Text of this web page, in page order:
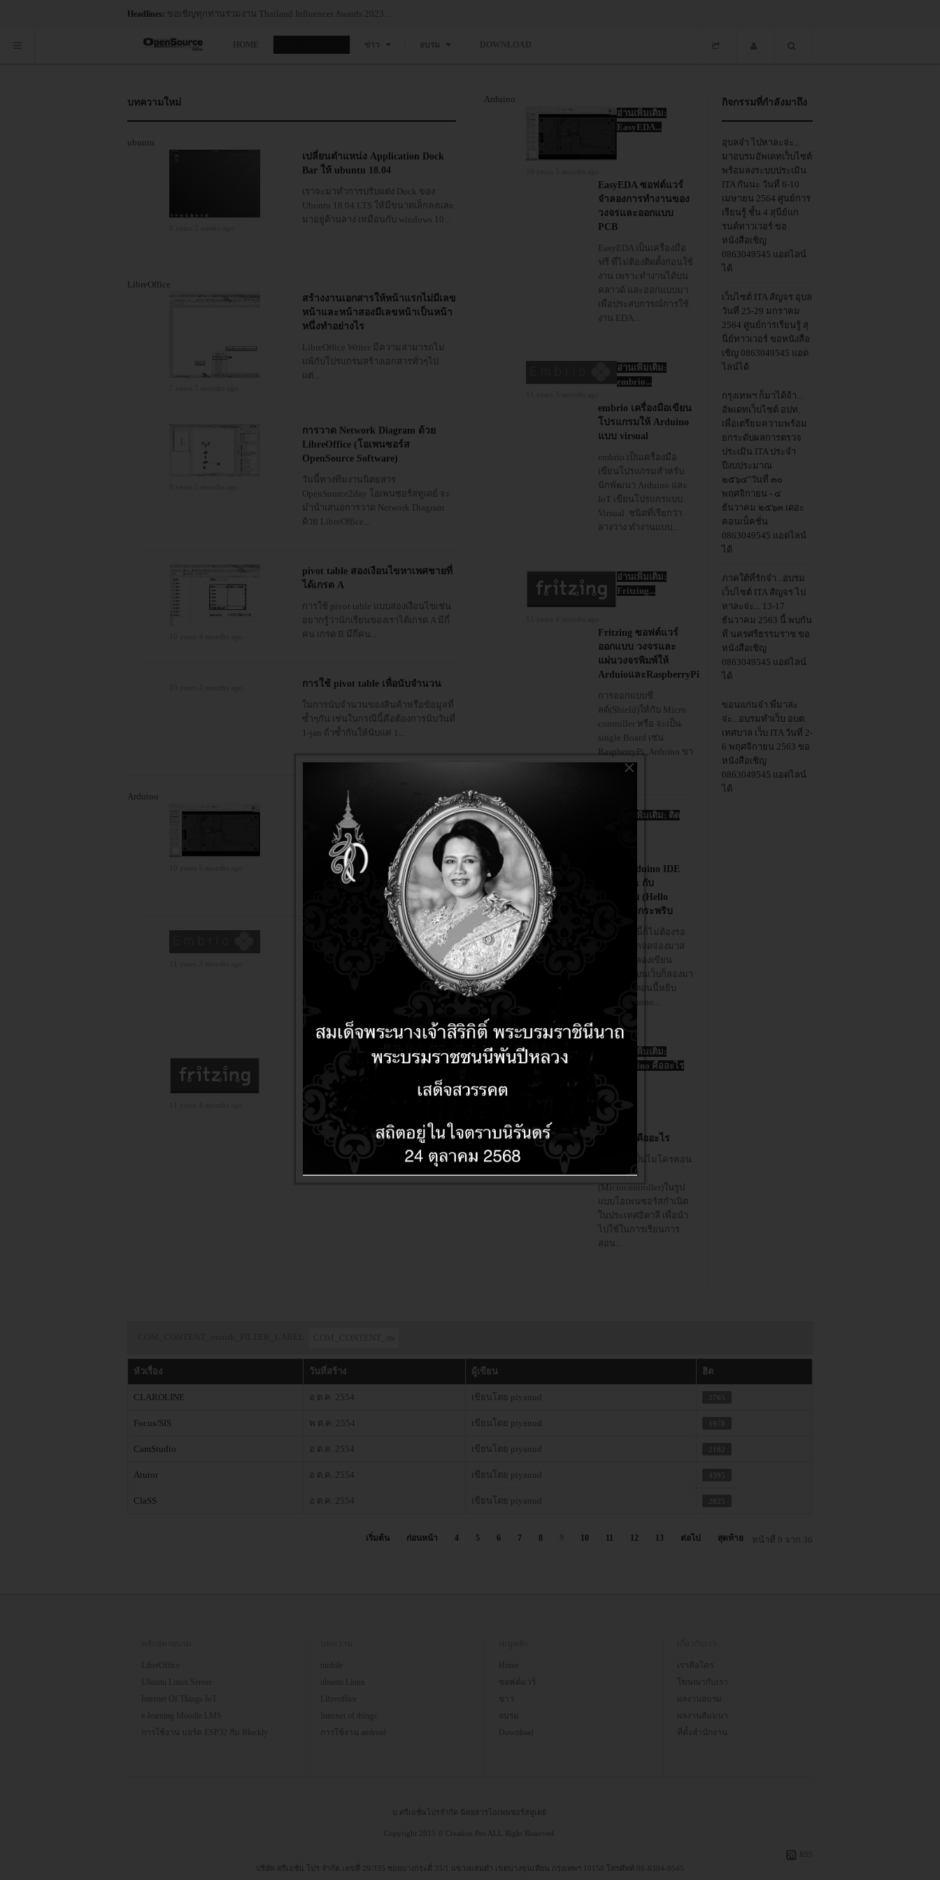
Headlines: ขอเชิญทุกท่านร่วมงาน Thailand Influencer Awards 2023...
HOME ข่าว อบรม DOWNLOAD
บทความใหม่
ubuntu
เปลี่ยนตำแหน่ง Application Dock
Bar ให้ ubuntu 18.04
เราจะมาทำการปรับแต่ง Dock ของ
Ubuntu 18.04 LTS ให้มีขนาดเล็กลงและ
มาอยู่ด้านลาง เหมือนกับ windows 10...
LibreOffice
สร้างงานเอกสารให้หน้าแรกไม่มีเลข
หน้าและหน้าสองมีเลขหน้าเป็นหน้า
หนึ่งทำอย่างไร
LibreOffice Writer มีความสามารถไม่
แพ้กับโปรแกรมสร้างเอกสารทั่วๆไป
แต่...
การวาด Network Diagram ด้วย
LibreOffice (โอเพนซอร์ส
OpenSource Software)
วันนี้ทางทีมงานนิตยสาร
OpenSource2day โอเพนซอร์สทูเดย์ จะ
มำนำเสนอการวาด Network Diagram
ด้วย LibreOffice...
pivot table สองเงือนไขหาเพศชายที่
ได้เกรด A
การใช้ pivot table แบบสองเงือนไขเช่น
อยากรู้ว่านักเรียนของเราได้เกรด A มีกี่
คน เกรด B มีกี่คน...
การใช้ pivot table เพื่อนับจำนวน
ในการนับจำนวนของสินค้าหรือข้อมูลที่
ซ้ำๆกัน เช่นในกรณีนี้คือต้องการนับวันที่
1-jan ถ้าซ้ำกันให้นับแค่ 1...
Arduino
EasyEDA ซอฟต์แวร์จำลองการ
ทำงานของวงจรและออกแบบ PCB
EasyEDA เป็นเครื่องมือฟรี ที่ไม่ต้องติด
ตั้งก่อนใช้งาน เพราะทำงานได้บนคลา
วด์ และออกแบบมาเพื่อประสบการณ์การ
ใช้งาน EDA...
embrio เครื่องมือเขียนโปรแกรมให้
embrio เป็นเครื่องมือเขียนโปรแกรม
Fritzing ซอฟต์แวร์ออกแบบ วงจร
การออกแบบชีลด์(Shield)ให้กับ Micro
controller หรือ จะเป็น single Board เช่น
RaspberryPi ,Arduino ขา GPIO...
Arduino
EasyEDA ซอฟต์แวร์
จำลองการทำงานของ
วงจรและออกแบบ
PCB
EasyEDA เป็นเครื่องมือ
ฟรี ที่ไม่ต้องติดตั้งก่อนใช้
งาน เพราะทำงานได้บน
คลาวด์ และออกแบบมา
เพื่อประสบการณ์การใช้
งาน EDA...
อ่านเพิ่มเติม:
EasyEDA...
embrio เครื่องมือเขียน
โปรแกรมให้ Arduino
แบบ virsual
embrio เป็นเครื่องมือ
เขียนโปรแกรมสำหรับ
นักพัฒนา Arduino และ
IoT เขียนโปรแกรแบบ
Virsual ชนิดที่เรียกว่า
ลางวาง ทำงานแบบ...
อ่านเพิ่มเติม:
embrio...
Fritzing ซอฟต์แวร์
ออกแบบ วงจรและ
แผ่นวงจรพิมพ์ให้
ArduioและRaspberryPi
การออกแบบชี
ลด์(Shield)ให้กับ Micro
controller หรือ จะเป็น
single Board เช่น
RaspberryPi ,Arduino ขา
GPIO...
อ่านเพิ่มเติม:
Fritzing...
11 years 4 months ago
ติดตั้ง Arduino IDE
บน Linux กับ
โปรแกรม (Hello
word) ไฟกระพริบ
มาถึงตอนนี้ก็ไม่ต้องรอ
ช้าหลังจากจดจ่องมาส
องตอนได้ลองเขียน
โปรแกรมบนเว็บก็ลองมา
แล้วมาถึงตอนนี้หยิบ
Board Arduino...
อ่านเพิ่มเติม: ติด
11 years 4 months ago
Arduino คืออะไร
Arduino เป็นไมโครคอน
โทรนเลอร์
(Microcontroller)ในรูป
แบบโอเพนซอร์สกำเนิด
ในประเทศอิตาลี เพื่อนำ
ไปใช้ในการเรียนการ
สอน...
อ่านเพิ่มเติม:
Arduino คืออะไร
กิจกรรมที่กำลังมาถึง
อุบลจ๋า ไปหาละจ่ะ...
มาอบรมอัพเดทเว็บไซต์
พร้อมลงระบบประเมิน
ITA กันนะ วันที่ 6-10
เมษายน 2564 ศูนย์การ
เรียนรู้ ชั้น 4 สุนีย์แก
รนด์ทาวเวอร์ ขอ
หนังสือเชิญ
0863049545 แอดไลน์
ได้
เว็บไซต์ ITA สัญจร อุบล
วันที่ 25-29 มกราคม
2564 ศูนย์การเรียนรู้ สุ
นีย์ทาวเวอร์ ขอหนังสือ
เชิญ 0863049545 แอด
ไลน์ได้
กรุงเทพฯ ก็มาได้จ้า...
อัพเดทเว็บไซต์ อปท.
เพื่อเตรียมความพร้อม
ยกระดับผลการตรวจ
ประเมิน ITA ประจำ
ปีงบประมาณ
๒๕๖๔"วันที่ ๓๐
พฤศจิกายน - ๔
ธันวาคม ๒๕๖๓ เดอะ
คอนเน็คชั่น
0863049545 แอดไลน์
ได้
ภาคใต้ที่รักจ๋า...อบรม
เว็บไซต์ ITA สัญจร ไป
หาละจ่ะ... 13-17
ธันวาคม 2563 นี้ พบกัน
ที่ นครศรีธรรมราช ขอ
หนังสือเชิญ
0863049545 แอดไลน์
ได้
ขอนแก่นจ๋า พี่มาล่ะ
จ่ะ...อบรมทำเว็บ อบต.
เทศบาล เว็บ ITA วันที่ 2-
6 พฤศจิกายน 2563 ขอ
หนังสือเชิญ
0863049545 แอดไลน์
ได้
หัวเรื่อง วันที่สร้าง ผู้เขียน ฮิต
CLAROLINE อ ต.ค. 2554 เขียนโดย piyanud 2765
Focus/SIS พ ต.ค. 2554 เขียนโดย piyanud 1978
CamStudio อ ต.ค. 2554 เขียนโดย piyanud 2102
Atutor อ ต.ค. 2554 เขียนโดย piyanud 4395
ClaSS อ ต.ค. 2554 เขียนโดย piyanud 2025
หน้าที่ 9 จาก 36
เริ่มต้น ก่อนหน้า 4 5 6 7 8 10 11 12 13 ต่อไป สุดท้าย
LibreOffice
Ubuntu Linux Server
Internet Of Things IoT
e-learning Moodle LMS
การใช้งาน บอร์ด ESP32 กับ Blockly
mobile
ubuntu Linux
Internet of things
การใช้งาน android
Home
ซอฟต์แวร์
ข่าว
อบรม
Download
เราคือใคร
โฆษณากับเรา
ผลงานอบรม
ผลงานสัมมนา
ที่ตั้งสำนักงาน
บ.ครีเอชั่นโปรจำกัด นิตยสารโอเพนซอร์สทูเดย์
Copyright 2015 © Creation Pro ALL Right Reserved.
RSS
บริษัท ครีเอชั่น โปร จำกัด เลขที่ 29/335 ซอยบางกระดี่ 35/1 แขวงแสมดำ เขตบางขุนเทียน กรุงเทพฯ 10150 โทรศัพท์ 08-6304-9545
×